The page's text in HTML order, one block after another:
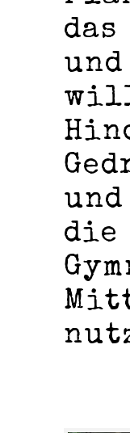
die